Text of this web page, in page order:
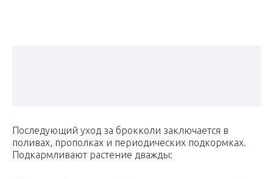
Последующий уход за брокколи заключается в
поливах, прополках и периодических подкормках.
Подкармливают растение дважды: